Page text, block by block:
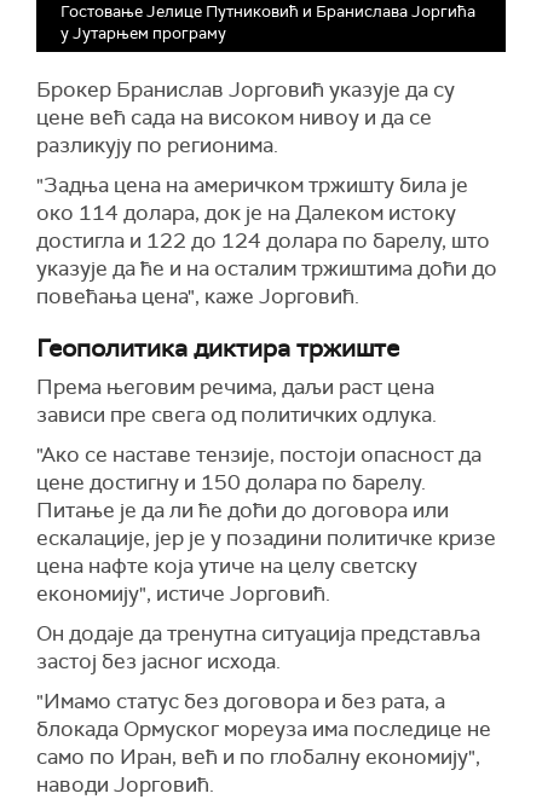
Гостовање Јелице Путниковић и Бранислава Јоргића
у Јутарњем програму
Брокер Бранислав Јорговић указује да су
цене већ сада на високом нивоу и да се
разликују по регионима.
"Задња цена на америчком тржишту била је
око 114 долара, док је на Далеком истоку
достигла и 122 до 124 долара по барелу, што
указује да ће и на осталим тржиштима доћи до
повећања цена", каже Јорговић.
Геополитика диктира тржиште
Према његовим речима, даљи раст цена
зависи пре свега од политичких одлука.
"Ако се наставе тензије, постоји опасност да
цене достигну и 150 долара по барелу.
Питање је да ли ће доћи до договора или
ескалације, јер је у позадини политичке кризе
цена нафте која утиче на целу светску
економију", истиче Јорговић.
Он додаје да тренутна ситуација представља
застој без јасног исхода.
"Имамо статус без договора и без рата, а
блокада Ормуског мореуза има последице не
само по Иран, већ и по глобалну економију",
наводи Јорговић.